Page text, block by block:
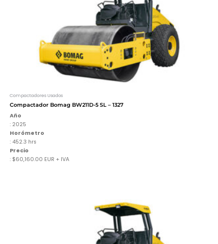
Compactadores Usados
Compactador Bomag BW211D-5 SL – 1327
Año
: 2025
Horómetro
: 452.3 hrs
Precio
: $60,160.00 EUR + IVA